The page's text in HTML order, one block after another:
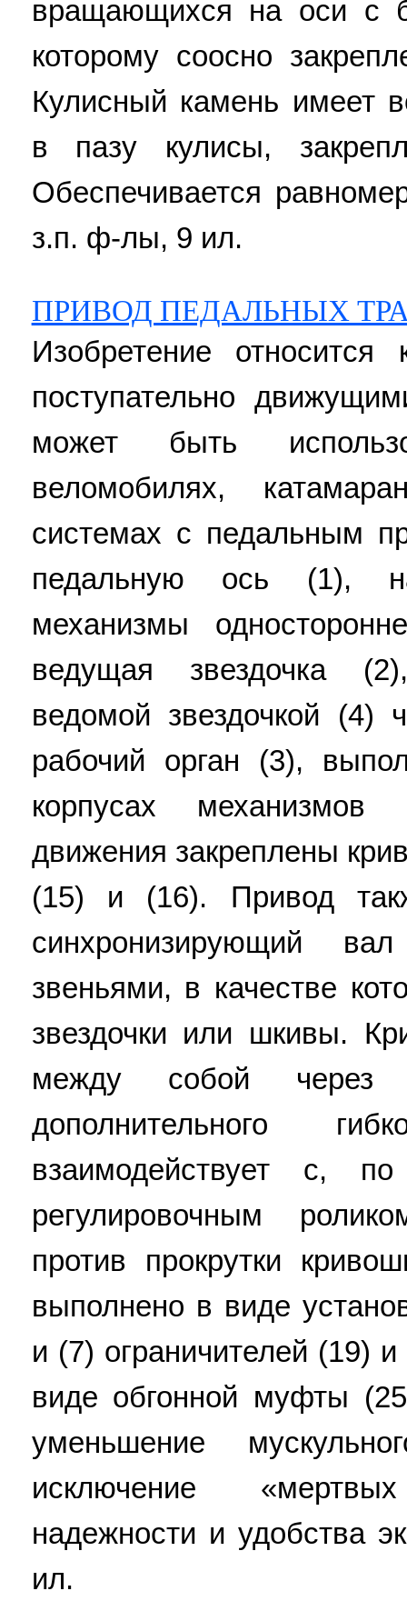
вращающихся на оси с
которому соосно
Кулисный камень имеет
в пазу кулисы,
Обеспечивается
з.п. ф-лы, 9 ил.
ПРИВОД ПЕДАЛЬНЫХ
Изобретение
поступательно
может быть
веломобилях,
системах с педальным
педальную ось (1),
механизмы
ведущая звездочка
ведомой звездочкой (4)
рабочий орган (3),
корпусах механизмов
движения закреплены
(15) и (16). Привод
синхронизирующий
звеньями, в качестве
звездочки или шкивы.
между собой
дополнительного
взаимодействует с,
регулировочным
против прокрутки
выполнено в виде
и (7) ограничителей (19)
виде обгонной муфты
уменьшение
исключение
надежности и удобства
ил.